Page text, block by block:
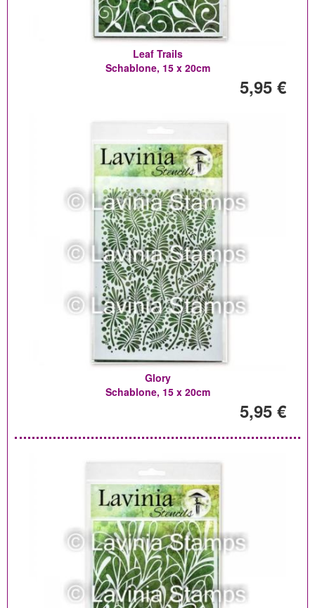
Leaf Trails
Schablone, 15 x 20cm
5,95 €
Glory
Schablone, 15 x 20cm
5,95 €